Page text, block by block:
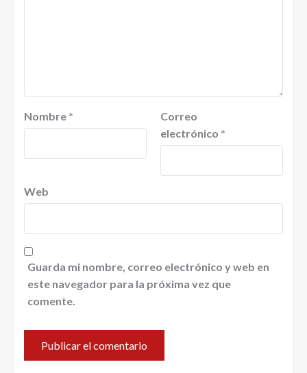
Nombre *
Correo
electrónico *
Web
Guarda mi nombre, correo electrónico y web en
este navegador para la próxima vez que
comente.